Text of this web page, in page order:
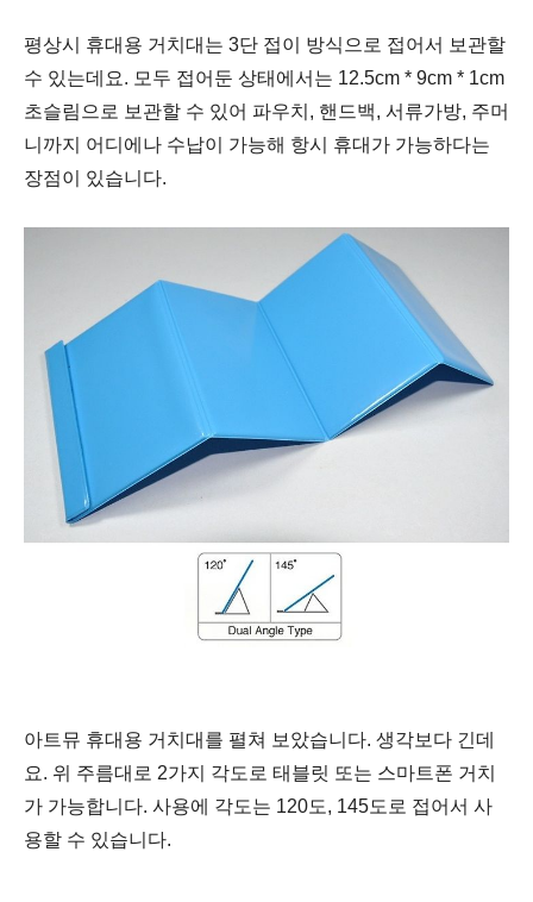
평상시 휴대용 거치대는 3단 접이 방식으로 접어서 보관할
수 있는데요. 모두 접어둔 상태에서는 12.5cm * 9cm * 1cm
초슬림으로 보관할 수 있어 파우치, 핸드백, 서류가방, 주머
니까지 어디에나 수납이 가능해 항시 휴대가 가능하다는
장점이 있습니다.
아트뮤 휴대용 거치대를 펼쳐 보았습니다. 생각보다 긴데
요. 위 주름대로 2가지 각도로 태블릿 또는 스마트폰 거치
가 가능합니다. 사용에 각도는 120도, 145도로 접어서 사
용할 수 있습니다.